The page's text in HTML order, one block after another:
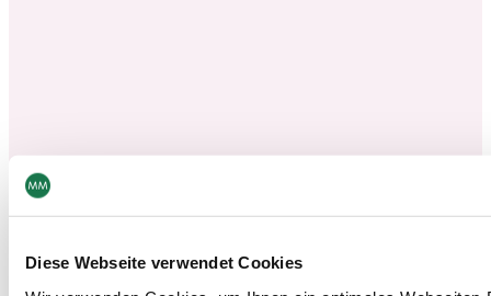
Diese Webseite verwendet Cookies